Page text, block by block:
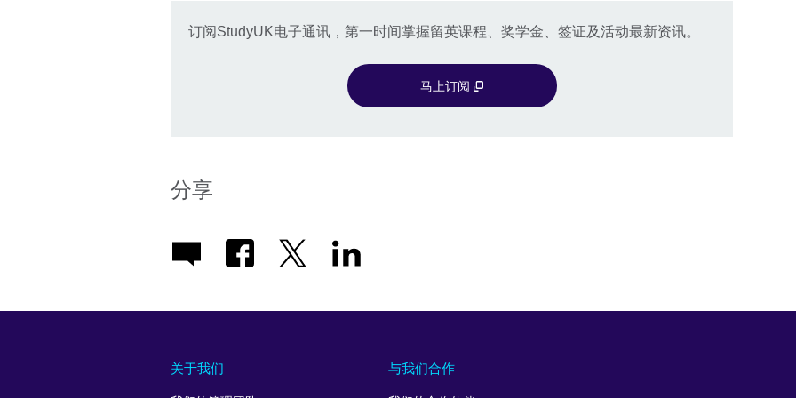
订阅StudyUK电子通讯，第一时间掌握留英课程、奖学金、签证及活动最新资讯。
马上订阅
分享
关于我们 与我们合作